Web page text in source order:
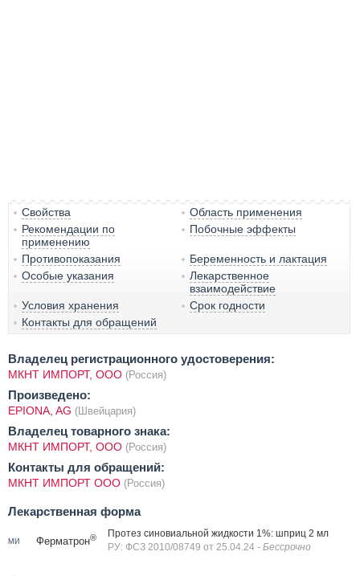
Свойства
Область применения
Рекомендации по
применению
Побочные эффекты
Противопоказания
Беременность и лактация
Особые указания
Лекарственное
взаимодействие
Условия хранения
Срок годности
Контакты для обращений
Владелец регистрационного удостоверения:
МКНТ ИМПОРТ, ООО (Россия)
Произведено:
EPIONA, AG (Швейцария)
Владелец товарного знака:
МКНТ ИМПОРТ, ООО (Россия)
Контакты для обращений:
МКНТ ИМПОРТ ООО (Россия)
Лекарственная форма
МИ Ферматрон®
Протез синовиальной жидкости 1%: шприц 2 мл
РУ: ФСЗ 2010/08749 от 25.04.24 - Бессрочно